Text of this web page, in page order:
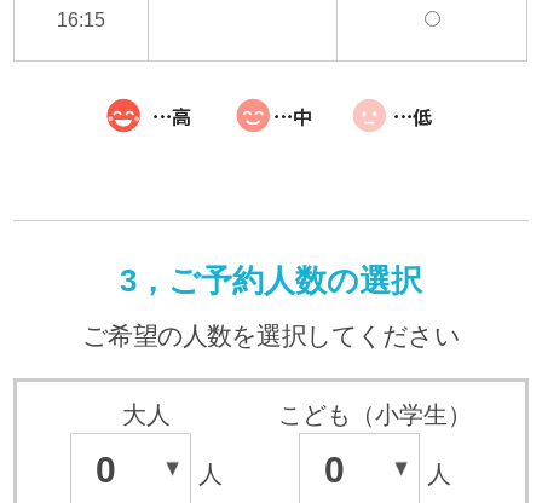
16:15
3，ご予約人数の選択
ご希望の人数を選択してください
大人
0 人
こども（小学生）
0 人